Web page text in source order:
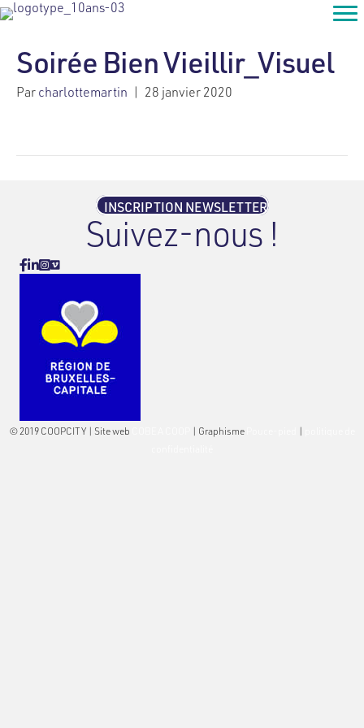
Soirée Bien Vieillir_Visuel
Parcharlottemartin | 28 janvier 2020
INSCRIPTION NEWSLETTER
Suivez-nous !
Facebook
Linkedin
Instagram
Vimeo
© 2019 COOPCITY | Site web | Graphisme |